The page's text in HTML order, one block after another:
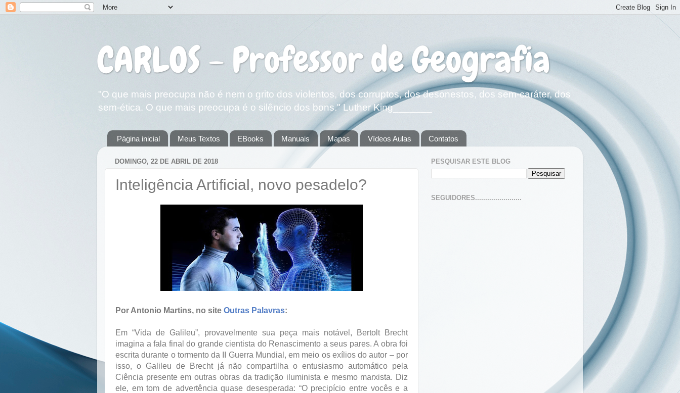
CARLOS - Professor de Geografia
"O que mais preocupa não é nem o grito dos violentos, dos corruptos, dos desonestos, dos sem-caráter, dos
sem-ética. O que mais preocupa é o silêncio dos bons." Luther King_______
Página inicial Meus Textos EBooks Manuais Mapas Vídeos Aulas Contatos
DOMINGO, 22 DE ABRIL DE 2018
Inteligência Artificial, novo pesadelo?
Por Antonio Martins, no site Outras Palavras:
Em “Vida de Galileu”, provavelmente sua peça mais notável, Bertolt Brecht
imagina a fala final do grande cientista do Renascimento a seus pares. A obra foi
escrita durante o tormento da II Guerra Mundial, em meio os exílios do autor – por
isso, o Galileu de Brecht já não compartilha o entusiasmo automático pela
Ciência presente em outras obras da tradição iluminista e mesmo marxista. Diz
ele, em tom de advertência quase desesperada: “O precipício entre vocês e a
PESQUISAR ESTE BLOG
SEGUIDORES.......................